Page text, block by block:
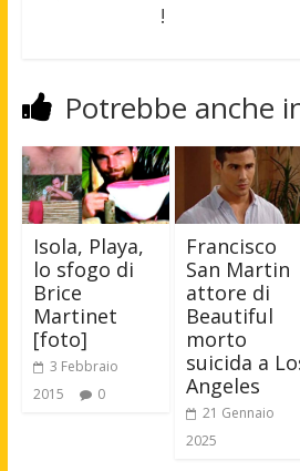
!
Potrebbe anche
Isola, Playa,
lo sfogo di
Brice
Martinet
[foto]
3 Febbraio
2015
0
Francisco
San Martin
attore di
Beautiful
morto
suicida a
Angeles
21 Gennaio
2025